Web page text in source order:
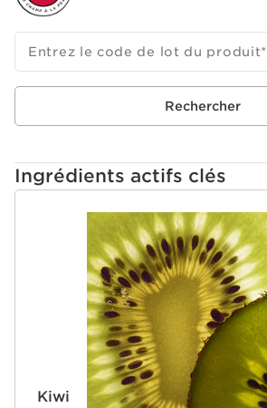
Entrez le code de lot du produit*
Rechercher
Ingrédients actifs clés
ALLER AU CONTENU
Kiwi